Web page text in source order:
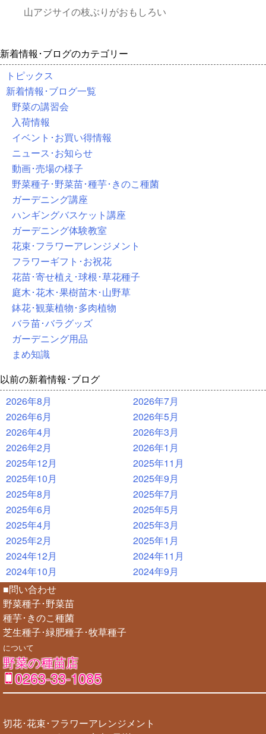
山アジサイの枝ぶりがおもしろい
新着情報･ブログのカテゴリー
トピックス
新着情報･ブログ一覧
野菜の講習会
入荷情報
イベント･お買い得情報
ニュース･お知らせ
動画･売場の様子
野菜種子･野菜苗･種芋･きのこ種菌
ガーデニング講座
ハンギングバスケット講座
ガーデニング体験教室
花束･フラワーアレンジメント
フラワーギフト･お祝花
花苗･寄せ植え･球根･草花種子
庭木･花木･果樹苗木･山野草
鉢花･観葉植物･多肉植物
バラ苗･バラグッズ
ガーデニング用品
まめ知識
以前の新着情報･ブログ
2026年8月
2026年7月
2026年6月
2026年5月
2026年4月
2026年3月
2026年2月
2026年1月
2025年12月
2025年11月
2025年10月
2025年9月
2025年8月
2025年7月
2025年6月
2025年5月
2025年4月
2025年3月
2025年2月
2025年1月
2024年12月
2024年11月
2024年10月
2024年9月
■問い合わせ
野菜種子･野菜苗
種芋･きのこ種菌
芝生種子･緑肥種子･牧草種子
について
野菜の種苗店
0263-33-1085
切花･花束･フラワーアレンジメント